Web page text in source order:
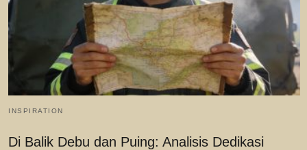
INSPIRATION
Di Balik Debu dan Puing: Analisis Dedikasi